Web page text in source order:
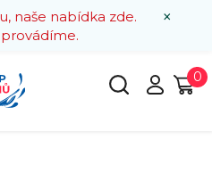
×
naše nabídka zde.
0